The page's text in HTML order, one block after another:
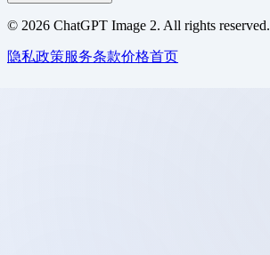
© 2026 ChatGPT Image 2. All rights reserved.
隐私政策服务条款价格首页